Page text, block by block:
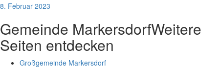
8. Februar 2023
Gemeinde MarkersdorfWeitere
Seiten entdecken
Großgemeinde Markersdorf